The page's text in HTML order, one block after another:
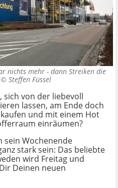
nichts mehr - dann Streiken die
© Steffen Füssel
sich von der liebevoll
lassen, am Ende doch
und mit einem Hot
einräumen?
sein Wochenende
stark sein: Das beliebte
wird Freitag und
Deinen neuen